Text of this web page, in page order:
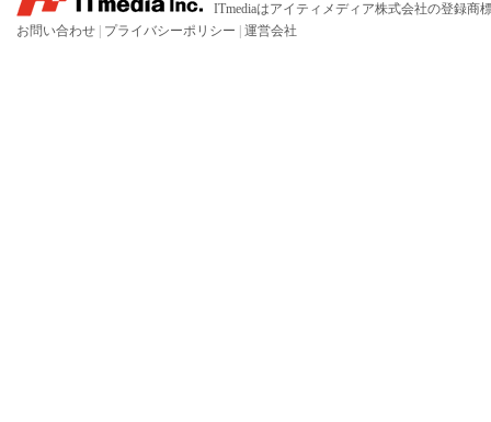
ITmediaはアイティメディア株式会社の登録商
お問い合わせ
プライバシーポリシー 運営会社